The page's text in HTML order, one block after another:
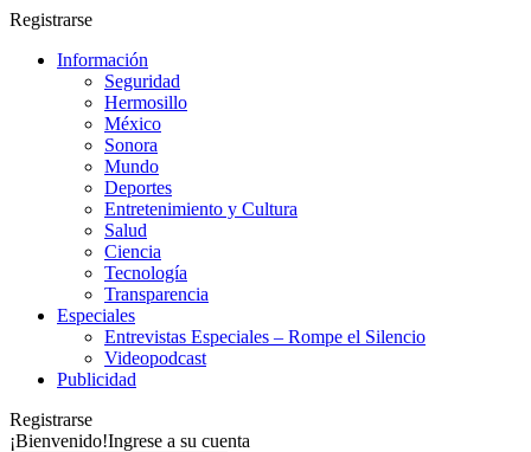
Registrarse
Información
Seguridad
Hermosillo
México
Sonora
Mundo
Deportes
Entretenimiento y Cultura
Salud
Ciencia
Tecnología
Transparencia
Especiales
Entrevistas Especiales – Rompe el Silencio
Videopodcast
Publicidad
Registrarse
¡Bienvenido!Ingrese a su cuenta